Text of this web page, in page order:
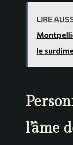
LIRE
le
l’âme